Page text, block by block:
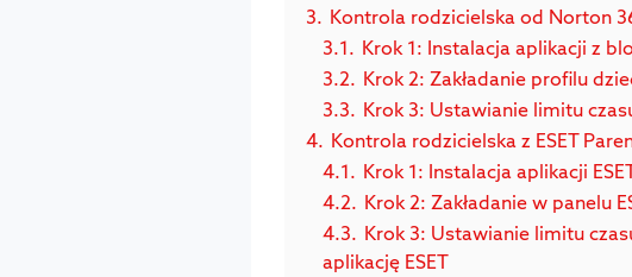
3. Kontrola rodzicielska od Norton
3.1. Krok 1: Instalacja aplikacji z
3.2. Krok 2: Zakładanie profilu
3.3. Krok 3: Ustawianie limitu
4. Kontrola rodzicielska z ESET
4.1. Krok 1: Instalacja aplikacji
4.2. Krok 2: Zakładanie w panelu
4.3. Krok 3: Ustawianie limitu
aplikację ESET